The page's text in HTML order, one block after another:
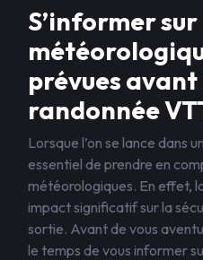
S’informer
prévues
randonnée
Lorsque l’on se lance dans
essentiel de prendre en
météorologiques. En effet,
impact significatif sur la
sortie. Avant de vous
le temps de vous informer